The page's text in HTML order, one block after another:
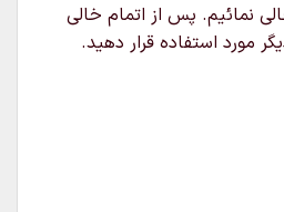
نمائیم. پس از اتمام خالی
مورد استفاده قرار دهید.